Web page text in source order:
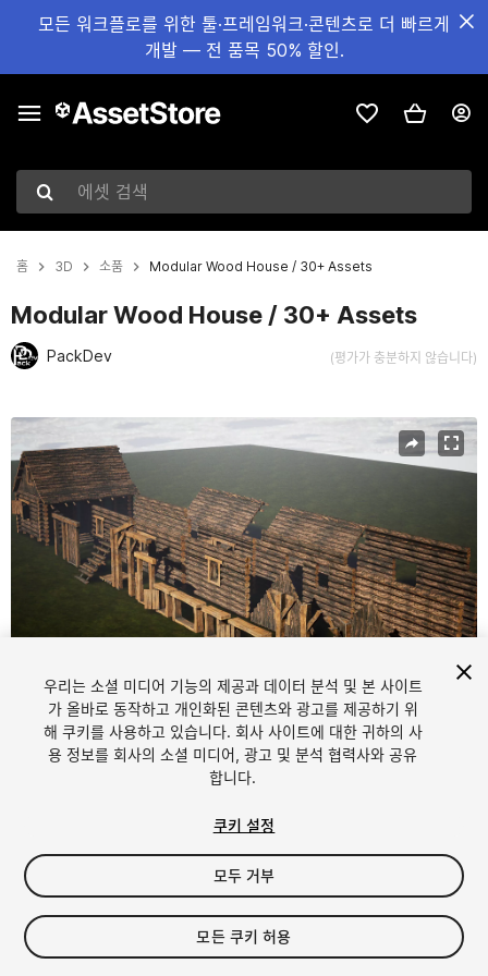
모든 워크플로를 위한 툴·프레임워크·콘텐츠로 더 빠르게
개발 — 전 품목 50% 할인.
에셋 검색
홈 3D 소품 Modular Wood House / 30+ Assets
Modular Wood House / 30+ Assets
PackDev (평가가 충분하지 않습니다)
현재 슬라이드: 1 / 7
1/7
$14.99
세금/부가세는 결제 시 반영됩니다.
우리는 소셜 미디어 기능의 제공과 데이터 분석 및 본 사이트
가 올바로 동작하고 개인화된 콘텐츠와 광고를 제공하기 위
해 쿠키를 사용하고 있습니다. 회사 사이트에 대한 귀하의 사
용 정보를 회사의 소셜 미디어, 광고 및 분석 협력사와 공유
합니다.
쿠키 설정
모두 거부
모든 쿠키 허용